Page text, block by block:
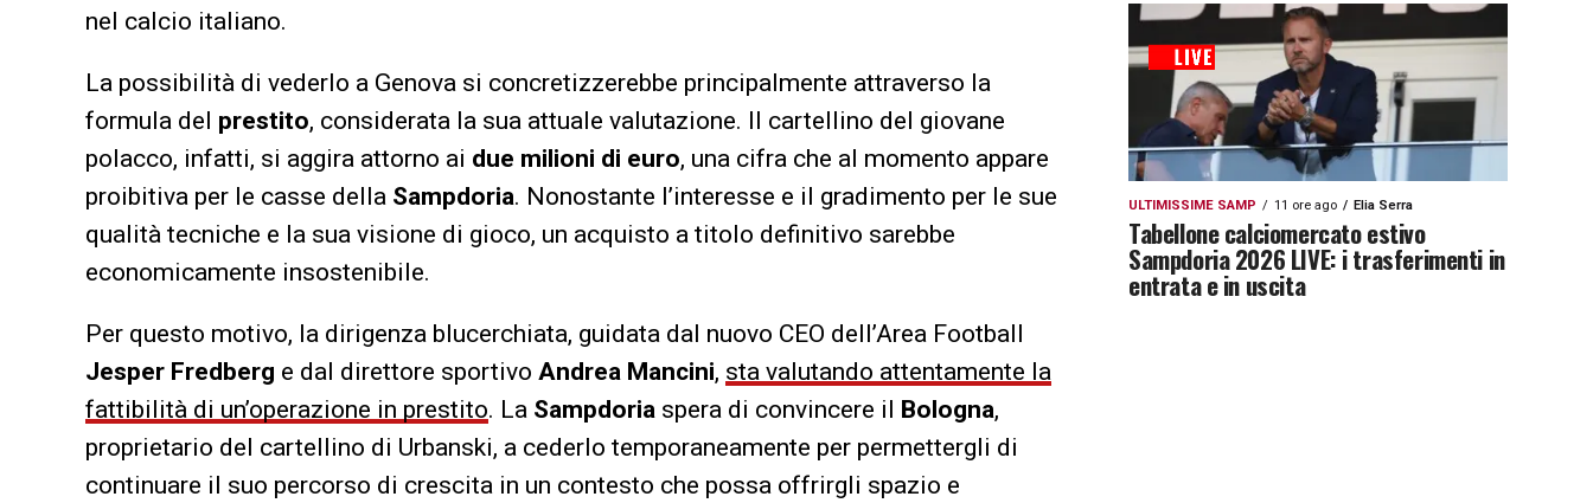
nel calcio italiano.
La possibilità di vederlo a Genova si concretizzerebbe principalmente attraverso la
formula del prestito, considerata la sua attuale valutazione. Il cartellino del giovane
polacco, infatti, si aggira attorno ai due milioni di euro, una cifra che al momento appare
proibitiva per le casse della Sampdoria. Nonostante l’interesse e il gradimento per le sue
qualità tecniche e la sua visione di gioco, un acquisto a titolo definitivo sarebbe
economicamente insostenibile.
Per questo motivo, la dirigenza blucerchiata, guidata dal nuovo CEO dell’Area Football
Jesper Fredberg e dal direttore sportivo Andrea Mancini, sta valutando attentamente la
fattibilità di un’operazione in prestito. La Sampdoria spera di convincere il Bologna,
proprietario del cartellino di Urbanski, a cederlo temporaneamente per permettergli di
continuare il suo percorso di crescita in un contesto che possa offrirgli spazio e
ULTIMISSIME SAMP 11 ore ago Elia Serra
Tabellone calciomercato estivo
Sampdoria 2026 LIVE: i trasferimenti in
entrata e in uscita